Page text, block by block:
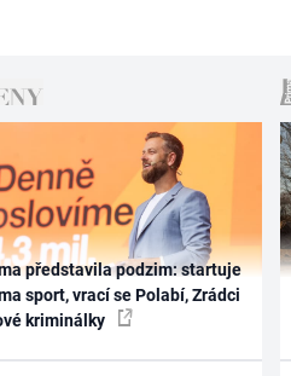
představila podzim: startuje
sport, vrací se Polabí, Zrádci
kriminálky